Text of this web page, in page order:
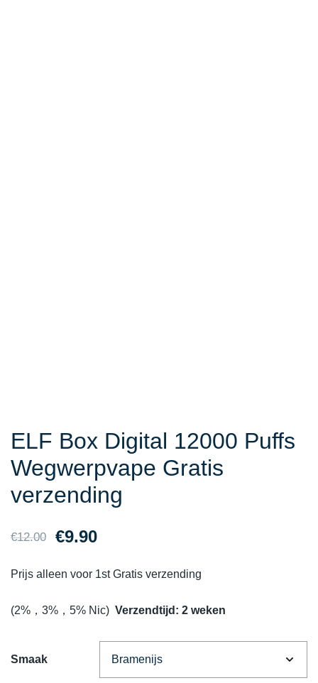
ELF Box Digital 12000 Puffs
Wegwerpvape Gratis
verzending
€12.00
Oorspronkelijke
€12.00.
€9.90Huidige
€9.90.
Prijs alleen voor 1st Gratis verzending
(2%，3%，5% Nic) Verzendtijd: 2 weken
Smaak